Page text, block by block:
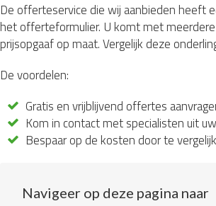
De offerteservice die wij aanbieden heeft
het offerteformulier. U komt met
prijsopgaaf op maat. Vergelijk deze
De voordelen:
Gratis en vrijblijvend offertes
Kom in contact met specialisten uit
Bespaar op de kosten door te
Navigeer op deze pagina naar